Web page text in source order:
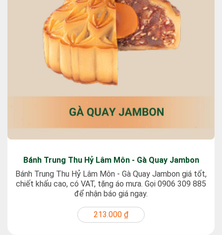
Bánh Trung Thu Hỷ Lâm Môn - Gà Quay Jambon
Bánh Trung Thu Hỷ Lâm Môn - Gà Quay Jambon giá tốt,
chiết khấu cao, có VAT, tặng áo mưa. Gọi 0906 309 885
để nhận báo giá ngay.
213.000 ₫